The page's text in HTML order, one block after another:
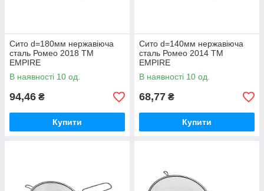
Сито d=180мм нержавіюча
сталь Ромео 2018 ТМ
EMPIRE
В наявності 10 од.
94,46 ₴
Купити
Сито d=140мм нержавіюча
сталь Ромео 2014 ТМ
EMPIRE
В наявності 10 од.
68,77 ₴
Купити